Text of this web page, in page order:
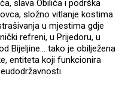
slava Obilića i podrška
složno vitlanje kostima
u mjestima gdje
refreni, u Prijedoru, u
Bijeljine... tako je obilježena
entiteta koji funkcionira